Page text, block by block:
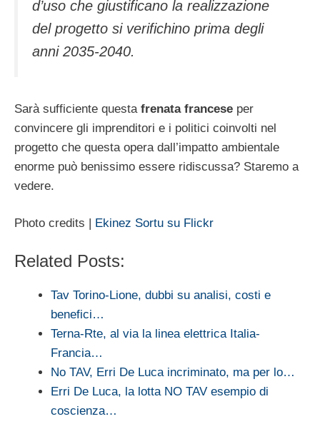
d’uso che giustificano la realizzazione
del progetto si verifichino prima degli
anni 2035-2040.
Sarà sufficiente questa frenata francese per
convincere gli imprenditori e i politici coinvolti nel
progetto che questa opera dall’impatto ambientale
enorme può benissimo essere ridiscussa? Staremo a
vedere.
Photo credits | Ekinez Sortu su Flickr
Related Posts:
Tav Torino-Lione, dubbi su analisi, costi e
benefici…
Terna-Rte, al via la linea elettrica Italia-
Francia…
No TAV, Erri De Luca incriminato, ma per lo…
Erri De Luca, la lotta NO TAV esempio di
coscienza…